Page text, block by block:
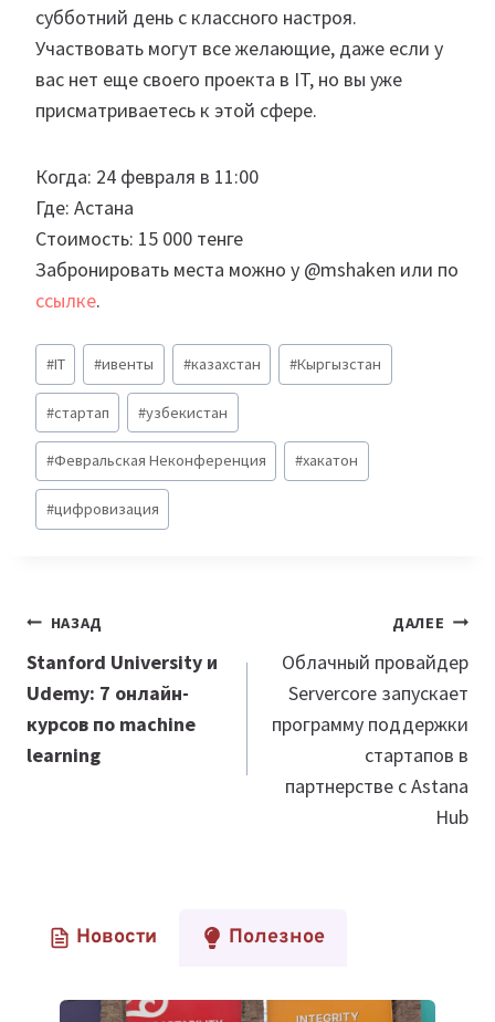
субботний день с классного настроя.
Участвовать могут все желающие, даже если у
вас нет еще своего проекта в IT, но вы уже
присматриваетесь к этой сфере.
Когда: 24 февраля в 11:00
Где: Астана
Стоимость: 15 000 тенге
Забронировать места можно у @mshaken или по
ссылке.
Метки
записи:
#IT #ивенты #казахстан #Кыргызстан
#стартап #узбекистан
#Февральская Неконференция #хакатон
#цифровизация
Навигация
по
записям
НАЗАД
Stanford University и
Udemy: 7 онлайн-
курсов по machine
learning
ДАЛЕЕ
Облачный провайдер
Servercore запускает
программу поддержки
стартапов в
партнерстве с Astana
Hub
Новости Полезное